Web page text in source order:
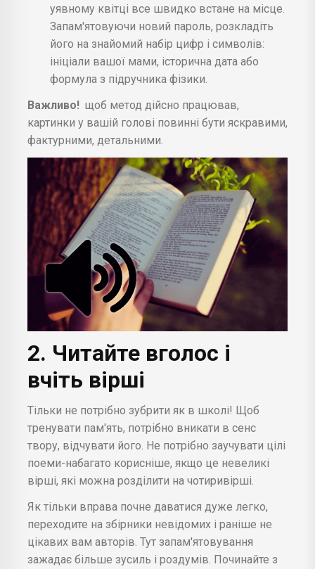
уявному квітці все швидко встане на місце.
Запам'ятовуючи новий пароль, розкладіть
його на знайомий набір цифр і символів:
ініціали вашої мами, історична дата або
формула з підручника фізики.
Важливо! щоб метод дійсно працював,
картинки у вашій голові повинні бути яскравими,
фактурними, детальними.
2. Читайте вголос і
вчіть вірші
Тільки не потрібно зубрити як в школі! Щоб
тренувати пам'ять, потрібно вникати в сенс
твору, відчувати його. Не потрібно заучувати цілі
поеми-набагато корисніше, якщо це невеликі
вірші, які можна розділити на чотиривірші.
Як тільки вправа почне даватися дуже легко,
переходите на збірники невідомих і раніше не
цікавих вам авторів. Тут запам'ятовування
зажадає більше зусиль і роздумів. Починайте з